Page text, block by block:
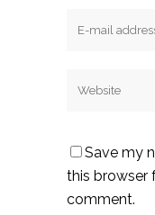
Save my
this browser
comment.